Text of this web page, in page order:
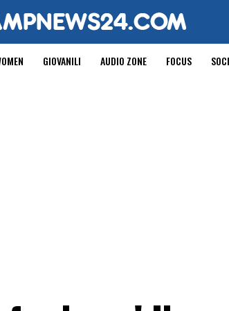
GIOVANILI AUDIO ZONE FOCUS